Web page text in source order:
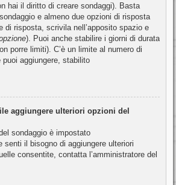
hai il diritto di creare sondaggi). Basta
e almeno due opzioni di risposta
di risposta, scrivila nell’apposito spazio e
). Puoi anche stabilire i giorni di durata
porre limiti). C’è un limite al numero di
aggiungere, stabilito
aggiungere ulteriori opzioni del
sondaggio è impostato
senti il bisogno di aggiungere ulteriori
consentite, contatta l’amministratore del